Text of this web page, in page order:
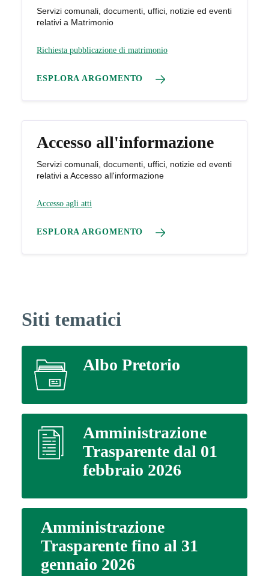
Servizi comunali, documenti, uffici, notizie ed eventi
relativi a Matrimonio
Richiesta pubblicazione di matrimonio
ESPLORA ARGOMENTO
Accesso all'informazione
Servizi comunali, documenti, uffici, notizie ed eventi
relativi a Accesso all'informazione
Accesso agli atti
ESPLORA ARGOMENTO
Siti tematici
Albo Pretorio
Amministrazione
Trasparente dal 01
febbraio 2026
Amministrazione
Trasparente fino al 31
gennaio 2026